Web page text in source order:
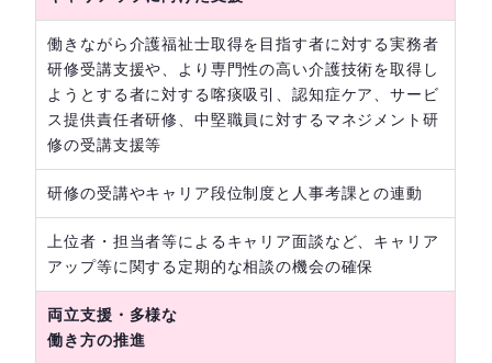
働きながら介護福祉士取得を目指す者に対する実務者
研修受講支援や、より専門性の高い介護技術を取得し
ようとする者に対する喀痰吸引、認知症ケア、サービ
ス提供責任者研修、中堅職員に対するマネジメント研
修の受講支援等
研修の受講やキャリア段位制度と人事考課との連動
上位者・担当者等によるキャリア面談など、キャリア
アップ等に関する定期的な相談の機会の確保
両立支援・多様な
働き方の推進